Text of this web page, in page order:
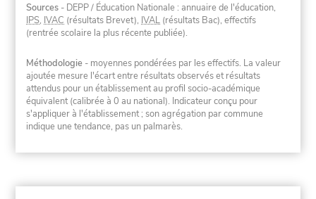
Sources - DEPP / Éducation Nationale : annuaire de l'éducation,
IPS, IVAC (résultats Brevet), IVAL (résultats Bac), effectifs
(rentrée scolaire la plus récente publiée).
Méthodologie - moyennes pondérées par les effectifs. La valeur
ajoutée mesure l'écart entre résultats observés et résultats
attendus pour un établissement au profil socio-académique
équivalent (calibrée à 0 au national). Indicateur conçu pour
s'appliquer à l'établissement ; son agrégation par commune
indique une tendance, pas un palmarès.